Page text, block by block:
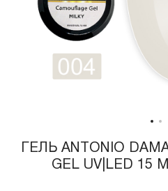
ГЕЛЬ ANTONIO
GEL UV|LED 15